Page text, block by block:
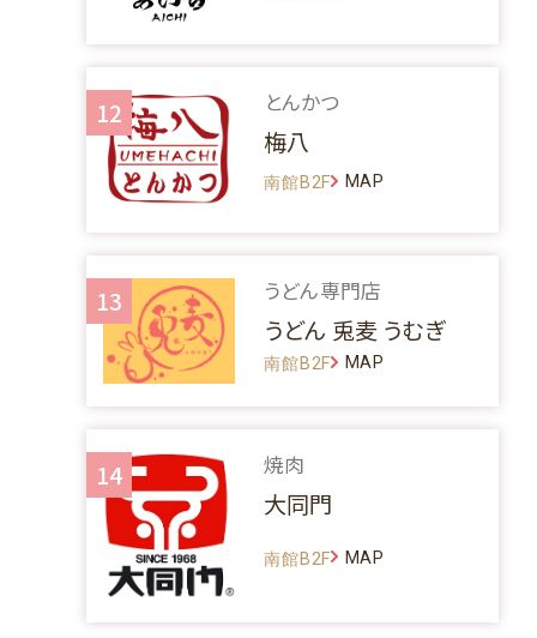
12 とんかつ
梅八
南館B2F MAP
13 うどん専門店
うどん 兎麦 うむぎ
南館B2F MAP
14 焼肉
大同門
南館B2F MAP